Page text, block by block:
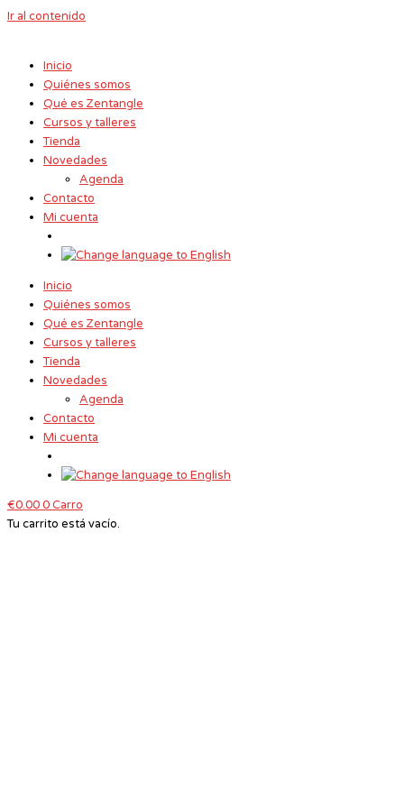
Ir al contenido
Inicio
Quiénes somos
Qué es Zentangle
Cursos y talleres
Tienda
Novedades
Agenda
Contacto
Mi cuenta
Inicio
Quiénes somos
Qué es Zentangle
Cursos y talleres
Tienda
Novedades
Agenda
Contacto
Mi cuenta
€0.000Carro
Tu carrito está vacío.